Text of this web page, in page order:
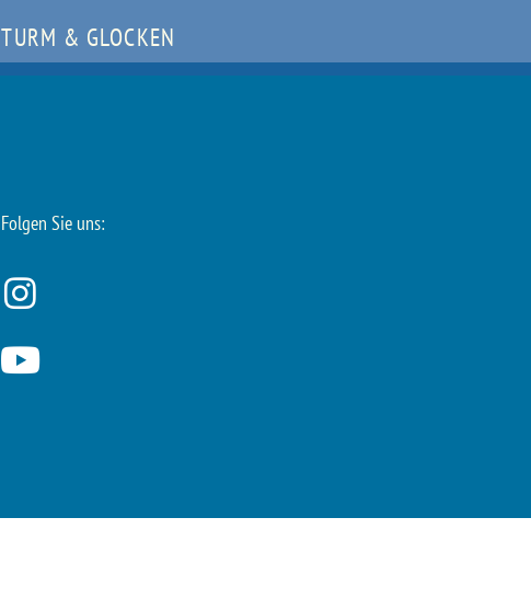
TURM & GLOCKEN
Folgen Sie uns: